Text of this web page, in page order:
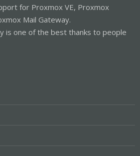
for Proxmox VE, Proxmox
Mail Gateway.
is one of the best thanks to people